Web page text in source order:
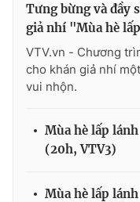
Tưng bừng và đầy
giả nhí "Mùa hè
VTV.vn - Chương
cho khán giả nhí
vui nhộn.
Mùa hè lấp
(20h, VTV3)
Mùa hè lấp